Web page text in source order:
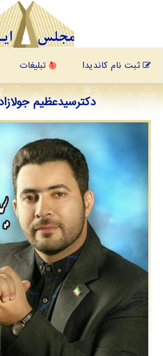
ثبت نام کاندیدا تبلیغات
دکترسیدعظیم